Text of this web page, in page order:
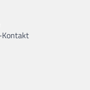
Kontakt